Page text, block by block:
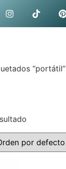
“portátil”